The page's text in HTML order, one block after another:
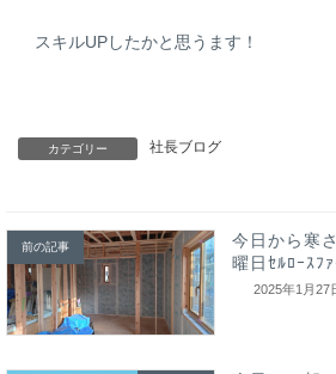
スキルUPしたかと思うます！
カテゴリー 社長ブログ
前の記事
今日から
曜日ｾﾙﾛｰｽﾌ
2025年1月27